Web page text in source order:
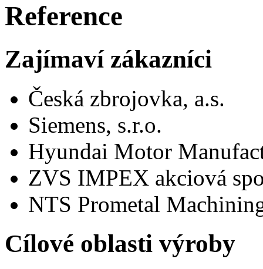
Reference
Zajímaví zákazníci
Česká zbrojovka, a.s.
Siemens, s.r.o.
Hyundai Motor
ZVS IMPEX akciová
NTS Prometal
Cílové oblasti výroby